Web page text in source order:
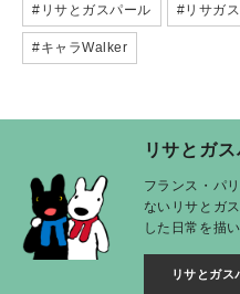
#リサとガスパール #リサガス
#キャラWalker
リサとガ
フランス・パ
ないリサとガ
した日常を描
リサとガ